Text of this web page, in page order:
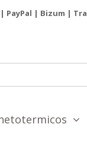
PayPal | Bizum |